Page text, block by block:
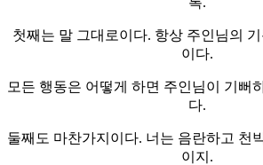
첫째는 말 그대로이다. 항상 주인님의
이다.
모든 행동은 어떻게 하면 주인님이 기뻐
다.
둘째도 마찬가지이다. 너는 음란하고 천
이지.